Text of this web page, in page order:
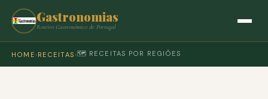
Gastronomias
Roteiro Gastronómico de Portugal
HOME › RECEITAS ›🗺️ RECEITAS POR REGIÕES